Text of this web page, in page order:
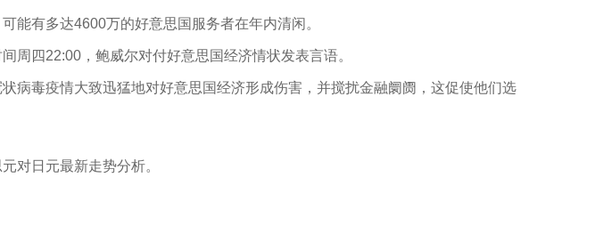
能有多达4600万的好意思国服务者在年内清闲。
周四22:00，鲍威尔对付好意思国经济情状发表言语。
病毒疫情大致迅猛地对好意思国经济形成伤害，并搅扰金融阛阓，这促使他们选
对日元最新走势分析。